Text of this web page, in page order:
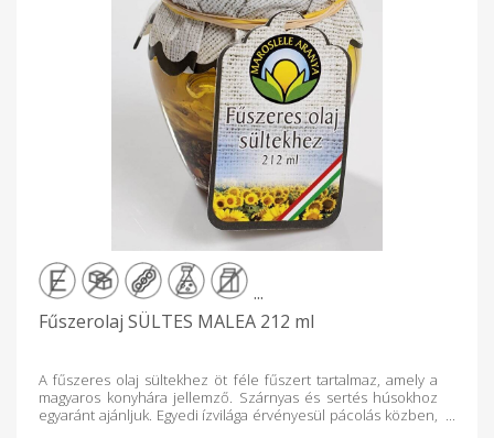
...
Fűszerolaj SÜLTES MALEA 212 ml
A fűszeres olaj sültekhez öt féle fűszert tartalmaz, amely a
magyaros konyhára jellemző. Szárnyas és sertés húsokhoz
egyaránt ajánljuk. Egyedi ízvilága érvényesül pácolás közben,